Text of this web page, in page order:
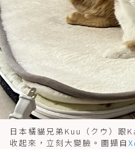
日本橘貓兄弟Kuu（クウ）跟
收起來，立刻大變臉。圖擷自